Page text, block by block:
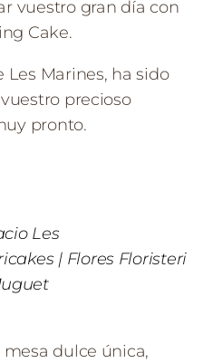
vuestro gran día con
Cake.
Les Marines, ha sido
precioso
pronto.
Les
| Flores Floristeri
dulce única,